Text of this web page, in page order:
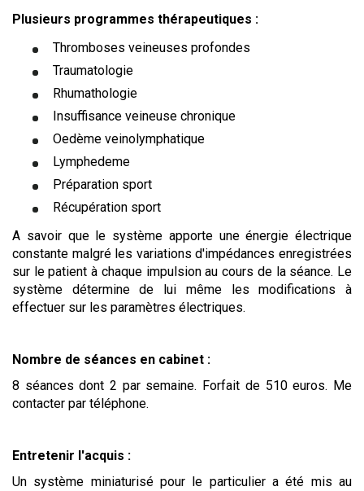
Plusieurs programmes thérapeutiques :
Thromboses veineuses profondes
Traumatologie
Rhumathologie
Insuffisance veineuse chronique
Oedème veinolymphatique
Lymphedeme
Préparation sport
Récupération sport
A savoir que le système apporte une énergie électrique
constante malgré les variations d'impédances enregistrées
sur le patient à chaque impulsion au cours de la séance. Le
système détermine de lui même les modifications à
effectuer sur les paramètres électriques.
Nombre de séances en cabinet :
8 séances dont 2 par semaine. Forfait de 510 euros. Me
contacter par téléphone.
Entretenir l'acquis :
Un système miniaturisé pour le particulier a été mis au